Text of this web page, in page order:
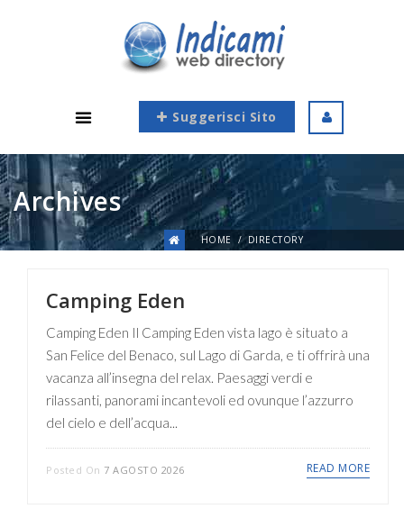
Suggerisci Sito
Archives
HOME DIRECTORY
Camping Eden
Camping Eden Il Camping Eden vista lago è situato a
San Felice del Benaco, sul Lago di Garda, e ti offrirà una
vacanza all’insegna del relax. Paesaggi verdi e
rilassanti, panorami incantevoli ed ovunque l’azzurro
del cielo e dell’acqua...
Posted On 7 AGOSTO 2026 READ MORE